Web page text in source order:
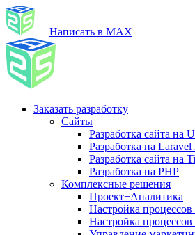
Написать в MAX
Заказать разработку
Сайты
Разработка сайта на
Разработка на
Разработка сайта на
Разработка на PHP
Комплексные решения
Проект+Аналитика
Настройка процессов
Настройка процессов